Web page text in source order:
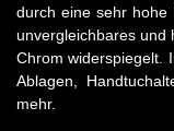
durch eine sehr hohe
unvergleichbares und
Chrom widerspiegelt.
Ablagen,
mehr.